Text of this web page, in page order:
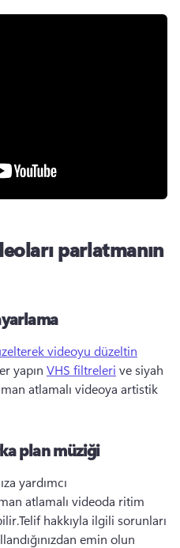
parlatmanın
videoyu düzeltin
yapın VHS filtreleri ve siyah
atlamalı videoya artistik
plan müziği
yardımcı
atlamalı videoda ritim
hakkıyla ilgili sorunları
emin olun